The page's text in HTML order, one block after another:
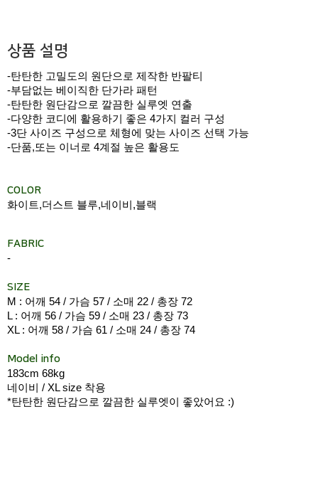
상품 설명
-탄탄한 고밀도의 원단으로 제작한 반팔티
-부담없는 베이직한 단가라 패턴
-탄탄한 원단감으로 깔끔한 실루엣 연출
-다양한 코디에 활용하기 좋은 4가지 컬러 구성
-3단 사이즈 구성으로 체형에 맞는 사이즈 선택 가능
-단품,또는 이너로 4계절 높은 활용도
COLOR
화이트,더스트 블루,네이비,블랙
FABRIC
-
SIZE
M : 어깨 54 / 가슴 57 / 소매 22 / 총장 72
L : 어깨 56 / 가슴 59 / 소매 23 / 총장 73
XL : 어깨 58 / 가슴 61 / 소매 24 / 총장 74
Model info
183cm 68kg
네이비 / XL size 착용
*탄탄한 원단감으로 깔끔한 실루엣이 좋았어요 :)